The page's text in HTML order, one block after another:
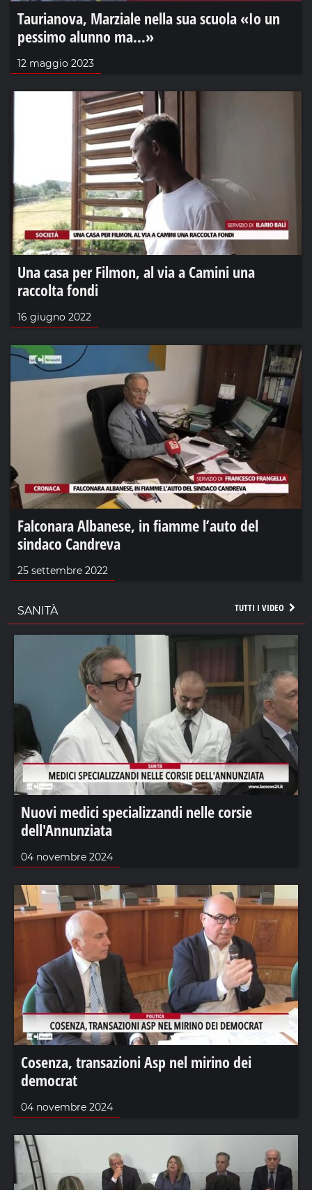
Taurianova, Marziale nella sua scuola «Io un
pessimo alunno ma…»
12 maggio 2023
Una casa per Filmon, al via a Camini una
raccolta fondi
16 giugno 2022
Falconara Albanese, in fiamme l’auto del
sindaco Candreva
25 settembre 2022
TUTTI I VIDEO
SANITÀ
Nuovi medici specializzandi nelle corsie
dell'Annunziata
04 novembre 2024
Cosenza, transazioni Asp nel mirino dei
democrat
04 novembre 2024